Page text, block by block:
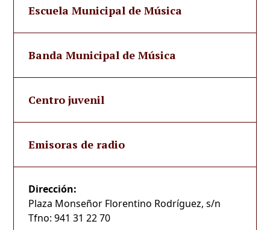
Escuela Municipal de Música
Banda Municipal de Música
Centro juvenil
Emisoras de radio
Dirección:
Plaza Monseñor Florentino Rodríguez, s/n
Tfno: 941 31 22 70